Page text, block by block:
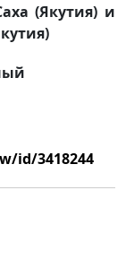
(Якутия) и
id/3418244